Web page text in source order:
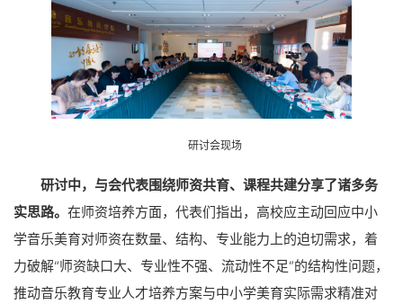
研讨会现场
研讨中，与会代表围绕师资共育、课程共建分享了诸多务
实思路。 在师资培养方面，代表们指出，高校应主动回应中小
学音乐美育对师资在数量、结构、专业能力上的迫切需求，着
力破解“师资缺口大、专业性不强、流动性不足”的结构性问题，
推动音乐教育专业人才培养方案与中小学美育实际需求精准对